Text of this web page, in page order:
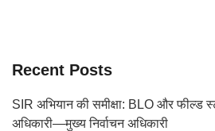
Recent Posts
SIR अभियान की समीक्षा: BLO और फील्ड
अधिकारी—मुख्य निर्वाचन अधिकारी